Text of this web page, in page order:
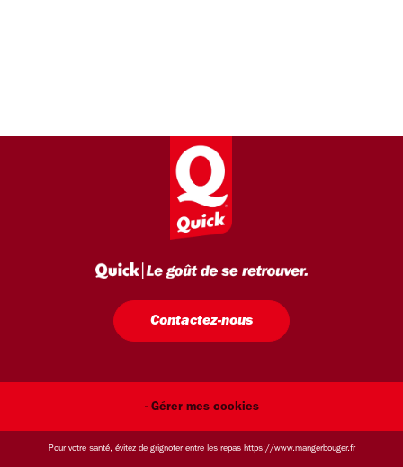
Contactez-nous
- Gérer mes cookies
Pour votre santé, évitez de grignoter entre les repas https://www.mangerbouger.fr